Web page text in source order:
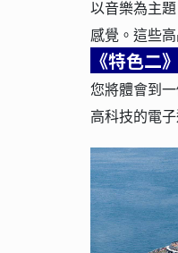
以音樂為主
感覺。這些
《特色二
您將體會到
高科技的電